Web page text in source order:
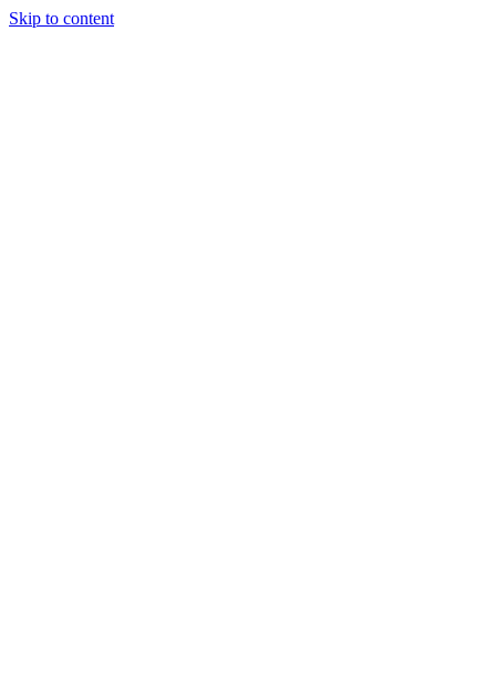
Skip to content